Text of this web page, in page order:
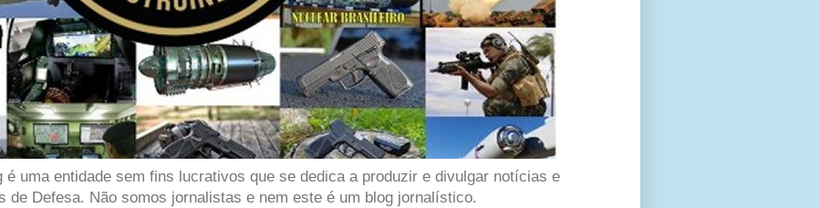
é uma entidade sem fins lucrativos que se dedica a produzir e divulgar notícias e
de Defesa. Não somos jornalistas e nem este é um blog jornalístico.